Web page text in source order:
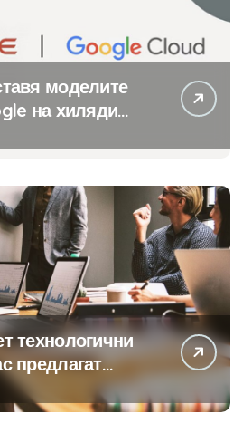
моделите
на хиляди
технологични
предлагат